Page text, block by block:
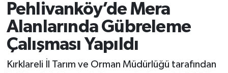
Pehlivanköy’de Mera
Alanlarında Gübreleme
Çalışması Yapıldı
Kırklareli İl Tarım ve Orman Müdürlüğü tarafından
Ekonomi
Siyaset
Eğitim
Kültür Sanat
Süper Lig Puan Durumu ve Fikstür
Tüm Manşetler